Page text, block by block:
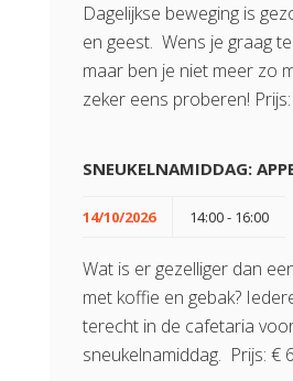
Dagelijkse beweging is
en geest. Wens je graag
maar ben je niet meer zo
zeker eens proberen! Prijs:
SNEUKELNAMIDDAG:
14/10/2026 14:00 - 16:00
Wat is er gezelliger dan
met koffie en gebak?
terecht in de cafetaria
sneukelnamiddag. Prijs: €